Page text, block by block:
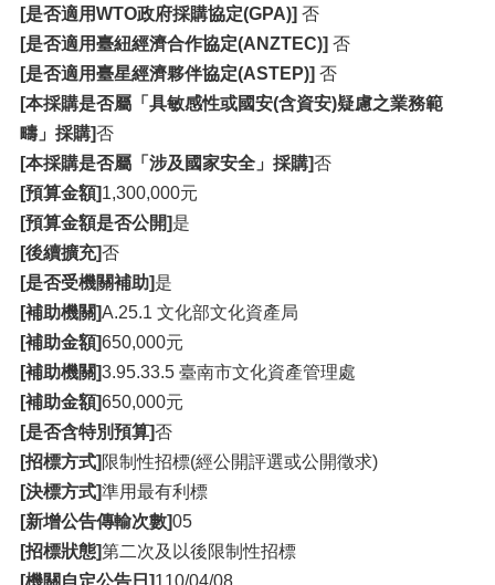
[是否適用WTO政府採購協定(GPA)] 否
[是否適用臺紐經濟合作協定(ANZTEC)] 否
[是否適用臺星經濟夥伴協定(ASTEP)] 否
[本採購是否屬「具敏感性或國安(含資安)疑慮之業務範
疇」採購]否
[本採購是否屬「涉及國家安全」採購]否
[預算金額]1,300,000元
[預算金額是否公開]是
[後續擴充]否
[是否受機關補助]是
[補助機關]A.25.1 文化部文化資產局
[補助金額]650,000元
[補助機關]3.95.33.5 臺南市文化資產管理處
[補助金額]650,000元
[是否含特別預算]否
[招標方式] 限制性招標(經公開評選或公開徵求)
[決標方式]準用最有利標
[新增公告傳輸次數]05
[招標狀態]第二次及以後限制性招標